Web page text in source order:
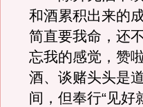
和酒累积出来的
简直要我命，还
忘我的感觉，赞
酒、谈赌头头是
间，但奉行“见好